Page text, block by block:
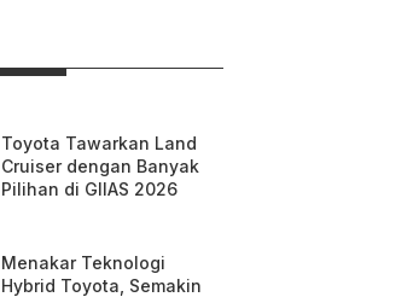
Toyota Tawarkan Land
Cruiser dengan Banyak
Pilihan di GIIAS 2026
Menakar Teknologi
Hybrid Toyota, Semakin